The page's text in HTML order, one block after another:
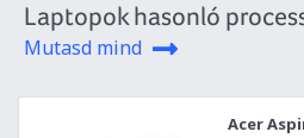
Laptopok hasonló
Mutasd mind
Acer